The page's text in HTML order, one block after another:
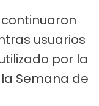
usuarios
por la
Semana de